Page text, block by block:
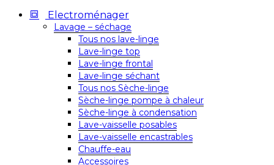
Electroménager
Lavage – séchage
Tous nos lave-linge
Lave-linge top
Lave-linge frontal
Lave-linge séchant
Tous nos Sèche-linge
Sèche-linge pompe à chaleur
Sèche-linge à condensation
Lave-vaisselle posables
Lave-vaisselle encastrables
Chauffe-eau
Accessoires